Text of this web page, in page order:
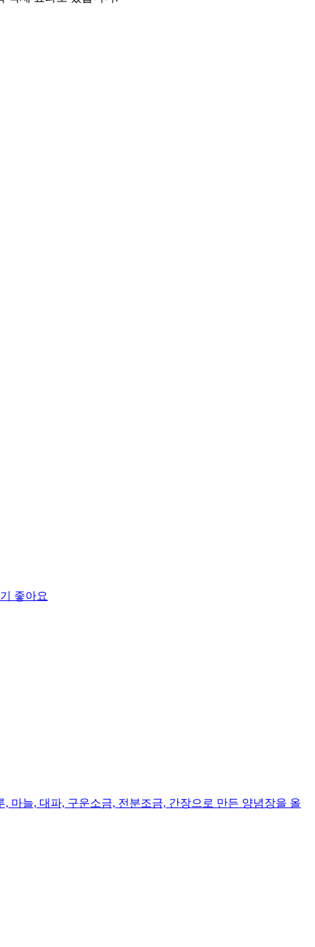
좋아요
마늘, 대파, 구운소금, 전분조금, 간장으로 만든 양념장을 올